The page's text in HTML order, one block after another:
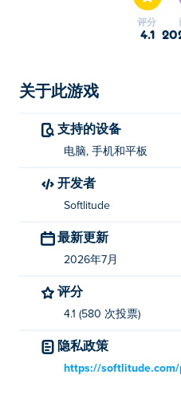
评分
4.1
关于此游戏
支持的设备
电脑, 手机和平板
开发者
Softlitude
最新更新
2026年7月
评分
4.1 (580 次投票)
隐私政策
https://softlitude.com/